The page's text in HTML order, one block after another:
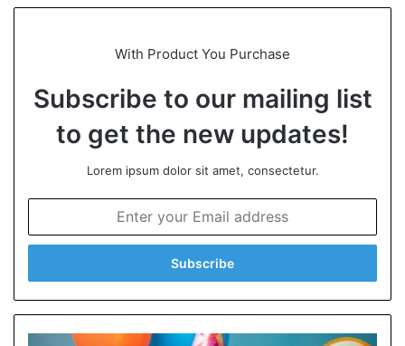
te
With Product You Purchase
Subscribe to our mailing list
to get the new updates!
Lorem ipsum dolor sit amet, consectetur.
t
r
y